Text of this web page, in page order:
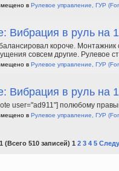
в Рулевое управление, ГУР
Вибрация в руль на
короче. Монтажник
совсем другие. Рулевое
в Рулевое управление, ГУР
Вибрация в руль на
user="ad911"] полюбому
в Рулевое управление, ГУР
(Всего 510 записей) 1 2 3 4 5